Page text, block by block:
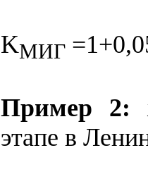
KМИГ
Пример 2:
этапе в